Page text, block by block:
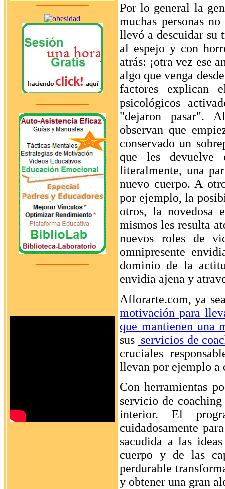
Por lo general la
muchas personas
llevó a descuidar su
al espejo y con
atrás: ¡otra vez ese
algo que venga
factores explican
psicológicos
"dejaron pasar".
observan que
conservado un
que les devuelve
literalmente, una
nuevo cuerpo. A
por ejemplo, la
otros, la novedosa
mismos les resulta
nuevos roles de
omnipresente
dominio de la
envidia ajena y
Aflorarte.com, ya
motivación para
que mantienen una
sus servicios de
cruciales
llevan por ejemplo a
Con herramientas
servicio de
interior. El
cuidadosamente
sacudida a las
cuerpo y de las
perdurable
y obtener una gran